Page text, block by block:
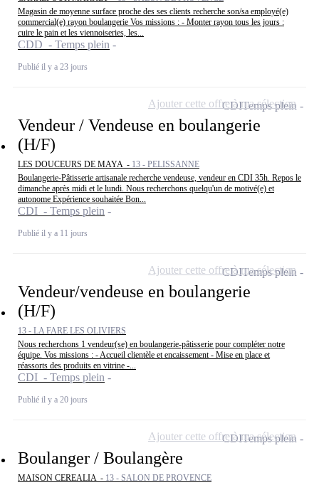
Magasin de moyenne surface proche des ses clients recherche son/sa employé(e)
commercial(e) rayon boulangerie Vos missions : - Monter rayon tous les jours :
cuire le pain et les viennoiseries, les...
CDD - Temps plein
Publié il y a 23 jours
Vendeur / Vendeuse en boulangerie
(H/F)
LES DOUCEURS DE MAYA - 13 - PELISSANNE
Boulangerie-Pâtisserie artisanale recherche vendeuse, vendeur en CDI 35h. Repos le
dimanche après midi et le lundi. Nous recherchons quelqu'un de motivé(e) et
autonome Expérience souhaitée Bon...
CDI - Temps plein
Publié il y a 11 jours
CDITemps plein
Ajouter cette offre à ma sélection
Vendeur/vendeuse en boulangerie
(H/F)
13 - LA FARE LES OLIVIERS
Nous recherchons 1 vendeur(se) en boulangerie-pâtisserie pour compléter notre
équipe. Vos missions : - Accueil clientèle et encaissement - Mise en place et
réassorts des produits en vitrine -...
CDI - Temps plein
Publié il y a 20 jours
CDITemps plein
Ajouter cette offre à ma sélection
Boulanger / Boulangère
MAISON CEREALIA - 13 - SALON DE PROVENCE
CDITemps plein
Ajouter cette offre à ma sélection